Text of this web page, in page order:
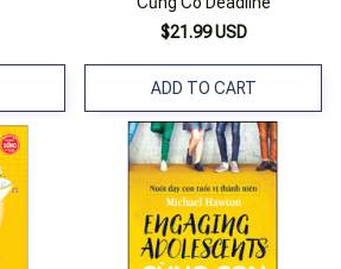
$21.99 USD
ADD TO CART